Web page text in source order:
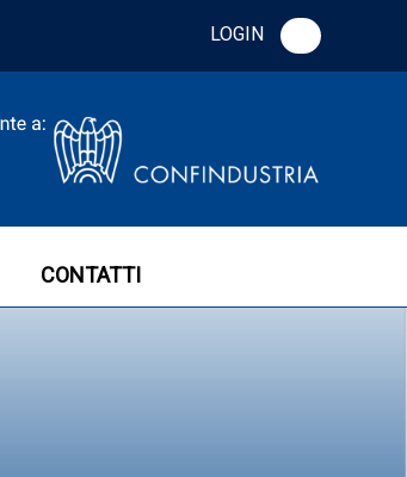
LOGIN
CONTATTI